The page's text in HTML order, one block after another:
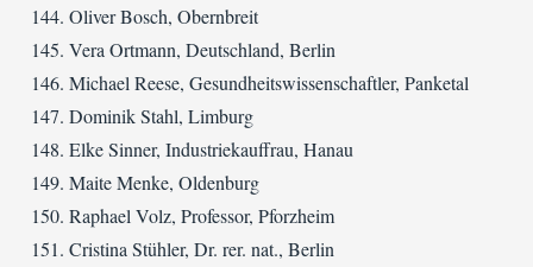
Oliver Bosch, Obernbreit
Vera Ortmann, Deutschland, Berlin
Michael Reese, Gesundheitswissenschaftler, Panketal
Dominik Stahl, Limburg
Elke Sinner, Industriekauffrau, Hanau
Maite Menke, Oldenburg
Raphael Volz, Professor, Pforzheim
Cristina Stühler, Dr. rer. nat., Berlin